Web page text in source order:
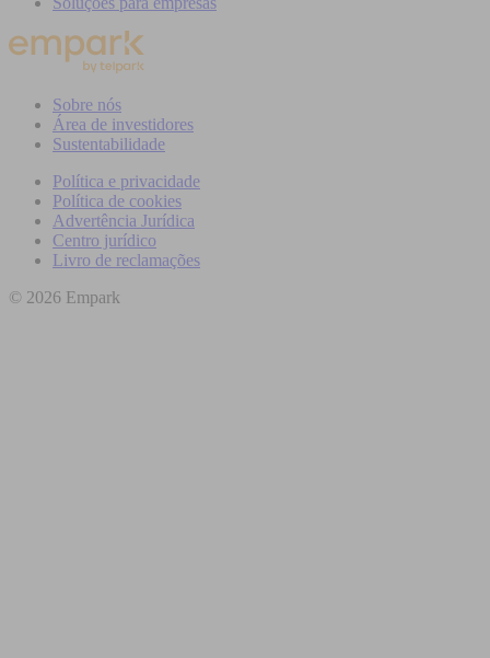
Sobre nós
Área de investidores
Sustentabilidade
Política e privacidade
Política de cookies
Advertência Jurídica
Centro jurídico
Livro de reclamações
© 2026 Empark